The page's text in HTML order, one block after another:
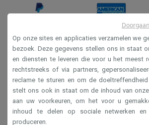
Privacy
Disclaimer
Cookies
Op onze sites en applicaties verzamelen we
bezoek. Deze gegevens stellen ons in staat
en diensten te leveren die voor u het meest
rechtstreeks of via partners,
reclame te sturen en om de
stelt ons ook in staat om de inhoud van
aan uw voorkeuren, om het voor u
inhoud te delen op sociale netwerken
produceren.